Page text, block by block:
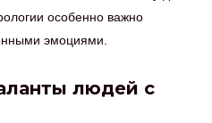
особенно важно
эмоциями.
людей с